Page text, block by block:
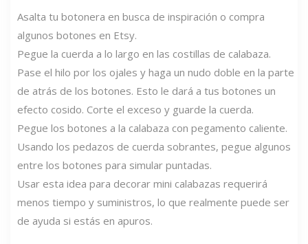
Asalta tu botonera en busca de inspiración o compra
algunos botones en Etsy.
Pegue la cuerda a lo largo en las costillas de calabaza.
Pase el hilo por los ojales y haga un nudo doble en la parte
de atrás de los botones. Esto le dará a tus botones un
efecto cosido. Corte el exceso y guarde la cuerda.
Pegue los botones a la calabaza con pegamento caliente.
Usando los pedazos de cuerda sobrantes, pegue algunos
entre los botones para simular puntadas.
Usar esta idea para decorar mini calabazas requerirá
menos tiempo y suministros, lo que realmente puede ser
de ayuda si estás en apuros.